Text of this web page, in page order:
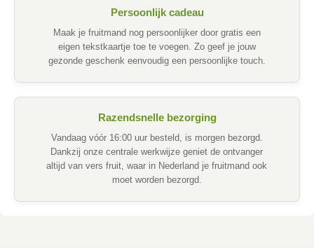
Persoonlijk cadeau
Maak je fruitmand nog persoonlijker door gratis een
eigen tekstkaartje toe te voegen. Zo geef je jouw
gezonde geschenk eenvoudig een persoonlijke touch.
Razendsnelle bezorging
Vandaag vóór 16:00 uur besteld, is morgen bezorgd.
Dankzij onze centrale werkwijze geniet de ontvanger
altijd van vers fruit, waar in Nederland je fruitmand ook
moet worden bezorgd.